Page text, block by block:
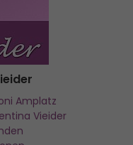
Amplatz
Vieider